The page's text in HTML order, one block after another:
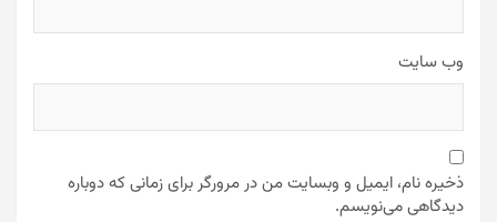
وب‌ سایت
ذخیره نام، ایمیل و وبسایت من در مرورگر برای زمانی که دوباره
دیدگاهی می‌نویسم.